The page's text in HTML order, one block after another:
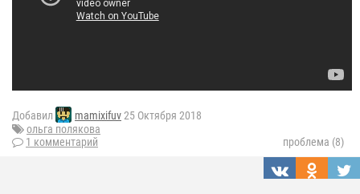
Добавил mamixifuv25 Октября 2018
ольга полякова
1 комментарий
проблема (8)